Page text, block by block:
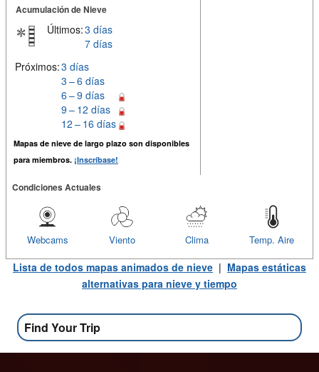
Acumulación de Nieve
Últimos:3 días
7 días
Próximos:3 días
3 – 6 días
6 – 9 días
9 – 12 días
12 – 16 días
Mapas de nieve de largo plazo son disponibles
para miembros. ¡Inscríbase!
Condiciones Actuales
Temp. Aire
Clima
Viento
Webcams
Lista de todos mapas animados de nieve | Mapas estáticas
alternativas para nieve y tiempo
Find Your Trip